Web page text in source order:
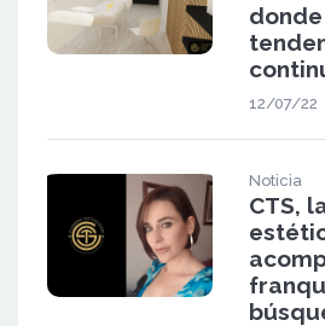
12/07/22
Noticia
CTS,